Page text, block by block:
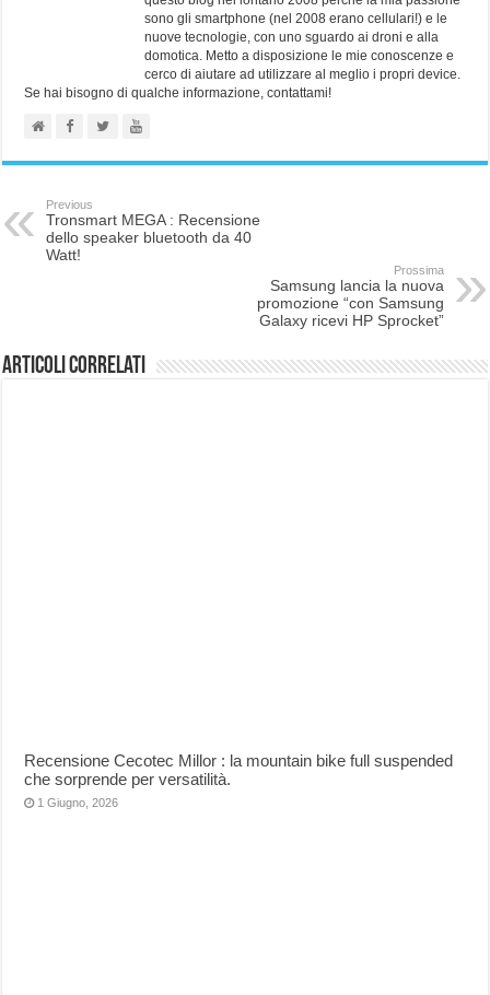
sono gli smartphone (nel 2008 erano cellulari!) e le
nuove tecnologie, con uno sguardo ai droni e alla
domotica. Metto a disposizione le mie conoscenze e
cerco di aiutare ad utilizzare al meglio i propri device.
Se hai bisogno di qualche informazione, contattami!
Previous
Tronsmart MEGA : Recensione
dello speaker bluetooth da 40
Watt!
Prossima
Samsung lancia la nuova
promozione “con Samsung
Galaxy ricevi HP Sprocket”
Articoli correlati
Recensione Cecotec Millor : la mountain bike full suspended
che sorprende per versatilità.
1 Giugno, 2026